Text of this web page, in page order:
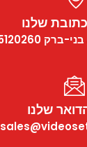
שלנו
שלנו